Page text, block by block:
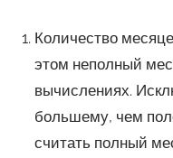
Количество
этом неполный
вычислениях.
большему, чем
считать полный